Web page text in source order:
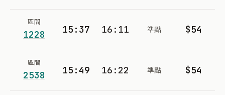
區間
1228 15:37 16:11 準點 $54
區間
2538 15:49 16:22 準點 $54